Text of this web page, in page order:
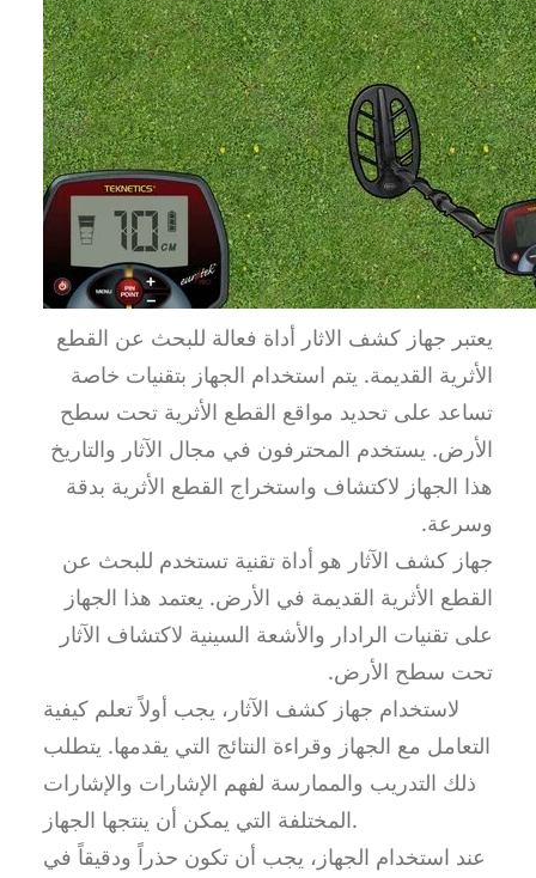
يعتبر جهاز كشف الاثار أداة فعالة للبحث عن القطع
الأثرية القديمة. يتم استخدام الجهاز بتقنيات خاصة
تساعد على تحديد مواقع القطع الأثرية تحت سطح
الأرض. يستخدم المحترفون في مجال الآثار والتاريخ
هذا الجهاز لاكتشاف واستخراج القطع الأثرية بدقة
وسرعة.
جهاز كشف الآثار هو أداة تقنية تستخدم للبحث عن
القطع الأثرية القديمة في الأرض. يعتمد هذا الجهاز
على تقنيات الرادار والأشعة السينية لاكتشاف الآثار
تحت سطح الأرض.
لاستخدام جهاز كشف الآثار، يجب أولاً تعلم كيفية
التعامل مع الجهاز وقراءة النتائج التي يقدمها. يتطلب
ذلك التدريب والممارسة لفهم الإشارات والإشارات
المختلفة التي يمكن أن ينتجها الجهاز.
عند استخدام الجهاز، يجب أن تكون حذراً ودقيقاً في